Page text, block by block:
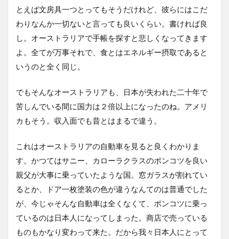
とえば文房具一つとってもそうだけれど、彼らにはこだ
わりなんか一切ないと言っても良いくらい。書ければ良
し。オーストラリアで手帳を探すと悲しくなってきます
よ。全てが万事それで、食とはエネルギー摂取であると
いうのと全く同じ。
でもそんなオーストラリアも、日本が失われた二十年で
苦しんでいる間に国力は２倍以上になったのね。アメリ
カもそう。収入面でも昔とはまるで違う。
これはオーストラリアの自動車を見ると良くわかりま
す。かつてはサニー、カローラクラスのポンコツを良い
親父が大事に乗っていたような国。窓ガラスが割れてい
るとか、ドア一枚塗装の色が違うなんてのは普通でした
が、今じゃそんな自動車は全くなくて、ポンコツに乗っ
ているのは日本人になってしまった。商店で売っている
ものもかなり変わって来た。だから我々日本人にとって